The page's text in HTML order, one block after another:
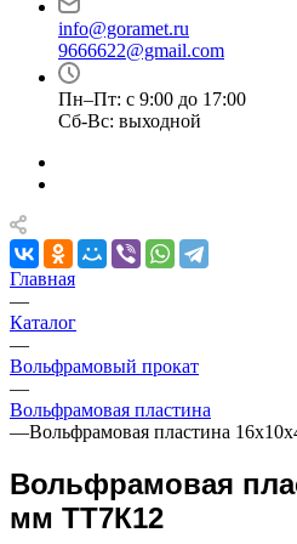
info@goramet.ru
9666622@gmail.com
Пн–Пт: с 9:00 до 17:00
Сб-Вс: выходной
Главная
—
Каталог
—
Вольфрамовый прокат
—
Вольфрамовая пластина
—Вольфрамовая пластина
Вольфрамовая
мм ТТ7К12